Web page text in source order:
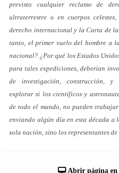
previsto cualquier reclamo de
ultraterrestre o en cuerpos
derecho internacional y la Carta de
tanto, el primer vuelo del hombre a
nacional? ¿Por qué los Estados
para tales expediciones, deberían
de investigación, construcción, y
explorar si los científicos y
de todo el mundo, no pueden
enviando algún día en esta década a
sola nación, sino los representantes de
Abrir página en